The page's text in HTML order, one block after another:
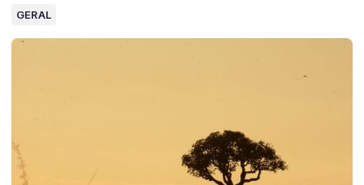
GERAL